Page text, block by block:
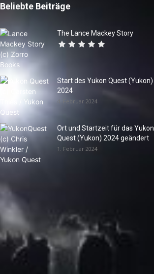
Beliebte Beiträge
The Lance Mackey Story
Start des Yukon Quest (Yukon)
2024
4. Februar 2024
Ort und Startzeit für das Yukon
Quest (Yukon) 2024 geändert
1. Februar 2024